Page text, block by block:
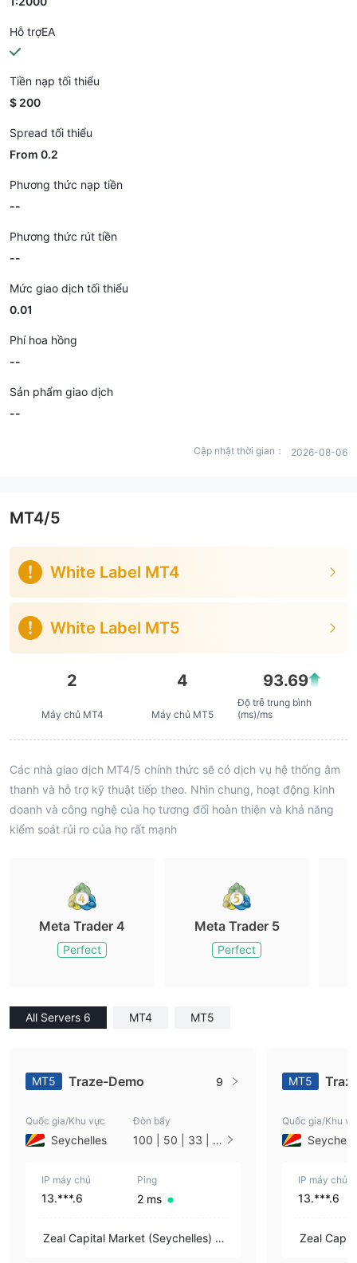
Hỗ trợEA
Tiền nạp tối thiểu
$ 200
Spread tối thiểu
From 0.2
Phương thức nạp tiền
--
Phương thức rút tiền
--
Mức giao dịch tối thiểu
0.01
Phí hoa hồng
--
Sản phẩm giao dịch
--
Cập nhật thời gian： 2026-08-06
MT4/5
White Label MT4
White Label MT5
2
Máy chủ MT4
4
Máy chủ MT5
93.69
Độ trễ trung bình
(ms)/ms
Các nhà giao dịch MT4/5 chính thức sẽ có dịch vụ hệ thống âm
thanh và hỗ trợ kỹ thuật tiếp theo. Nhìn chung, hoạt động kinh
doanh và công nghệ của họ tương đối hoàn thiện và khả năng
kiểm soát rủi ro của họ rất mạnh
Meta Trader 4
Perfect
Meta Trader 5
Perfect
All Servers 6 MT4 MT5
MT5 Traze-Demo 9
Quốc gia/Khu vực
Seychelles
Đòn bẩy
100 | 50 | 33 | 2
IP máy chủ
13.***.6
Ping
2 ms
Zeal Capital Market (Seychelles) Lt
MT5
Quốc gia/Khu
IP máy chủ
13.***.6
Zeal